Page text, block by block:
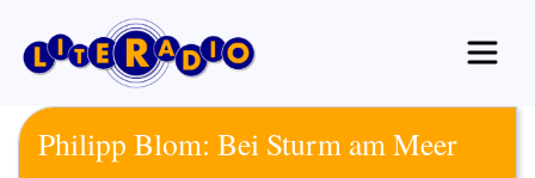
Inhalt
springen
Philipp Blom: Bei Sturm am Meer